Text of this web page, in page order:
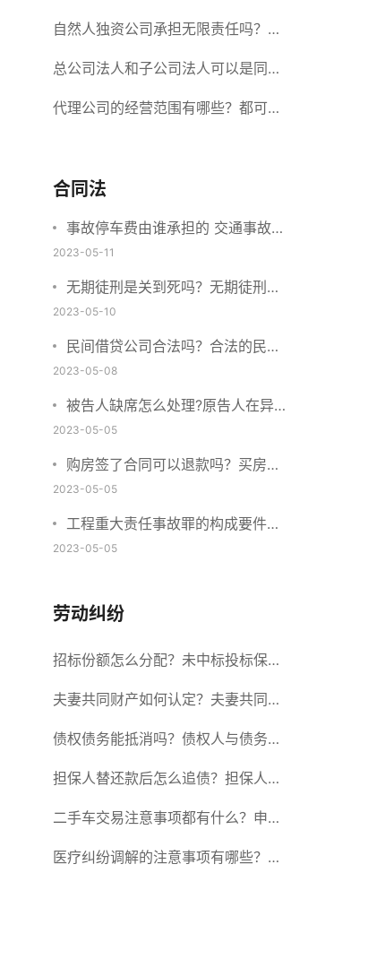
要准备什么材料？
自然人独资公司承担无限责任吗？有
限责任公司与有限责任公司的区别
总公司法人和子公司法人可以是同一
个人吗？总公司更名分公司需要更改
代理公司的经营范围有哪些？都可以
合同法
事故停车费由谁承担的 交通事故责
任认定书多长时间能下来？
2023-05-11
无期徒刑是关到死吗？无期徒刑可
以减刑减刑的条件是什么呢？
2023-05-10
民间借贷公司合法吗？合法的民间
借贷需要符合哪些要求？
2023-05-08
被告人缺席怎么处理?原告人在异
地怎么起诉?
2023-05-05
购房签了合同可以退款吗？买房子
定金不退该找谁？
2023-05-05
工程重大责任事故罪的构成要件是
什么？工程重大安全事故罪的处罚
2023-05-05
劳动纠纷
招标份额怎么分配？未中标投标保证
金退还是什么？
夫妻共同财产如何认定？夫妻共同财
产一方有权单独处理吗？
债权债务能抵消吗？债权人与债务人
的区别在哪？
担保人替还款后怎么追债？担保人可
以委托别人签字吗？
二手车交易注意事项都有什么？申请
转移登记的现机动车所有人应当准备
医疗纠纷调解的注意事项有哪些？医